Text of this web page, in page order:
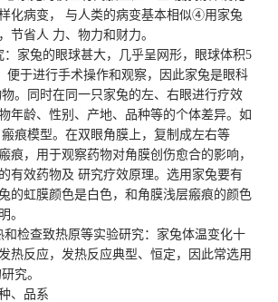
化病变， 与人类的病变基本相似④用家兔
节省人 力、物力和财力。
：家兔的眼球甚大，几乎呈网形，眼球体积5
便于进行手术操作和观察，因此家兔是眼科
。同时在同一只家兔的左、右眼进行疗效
年龄、性别、产地、品种等的个体差异。如
痕模型。在双眼角膜上，复制成左右等
痕，用于观察药物对角膜创伤愈合的影响，
有效药物及 研究疗效原理。选用家兔要有
的虹膜颜色是白色，和角膜浅层瘢痕的颜色
。
和检查致热原等实验研究：家兔体温变化十
热反应，发热反应典型、恒定，因此常选用
究。
、品系